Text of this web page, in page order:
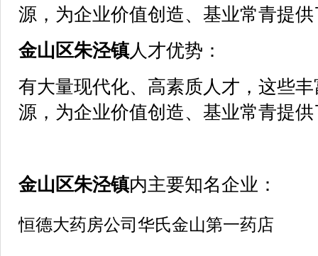
源，为企业价值创造、基业常青提
金山区朱泾镇人才优势：
有大量现代化、高素质人才，这些
源，为企业价值创造、基业常青提
金山区朱泾镇内主要知名企业：
恒德大药房公司华氏金山第一药店